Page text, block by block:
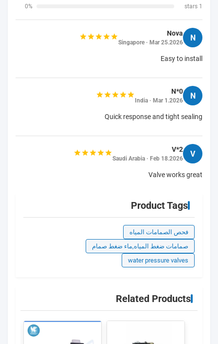
1 stars
0%
N
Nova
Singapore · Mar 25.2026
Easy to install
N
N*0
India · Mar 1.2026
Quick response and tight sealing
V
V*2
Saudi Arabia · Feb 18.2026
Valve works great
Product Tags
فحص الصمامات المياه
صمامات ضغط المياه,ماء ضغط صمام
water pressure valves
Related Products